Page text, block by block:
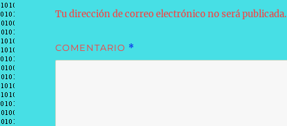
Tu dirección de correo electrónico no será publicada.
COMENTARIO *